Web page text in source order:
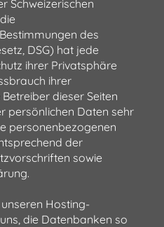
Schweizerischen
des
DSG) hat jede
ihrer Privatsphäre
ihrer
dieser Seiten
persönlichen Daten sehr
personenbezogenen
der
sowie
Hosting-
die Datenbanken so